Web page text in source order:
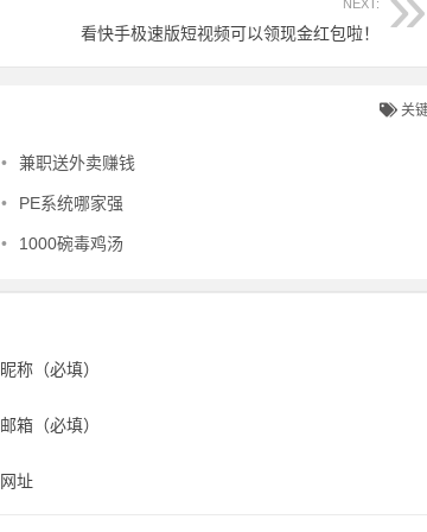
NEXT:
看快手极速版短视频可以领现金红包啦！
关
• 兼职送外卖赚钱
• PE系统哪家强
• 1000碗毒鸡汤
昵称（必填）
邮箱（必填）
网址